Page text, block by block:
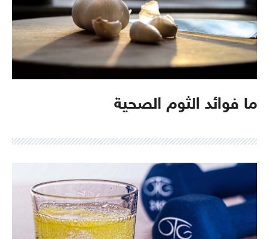
ما فوائد الثوم الصحية